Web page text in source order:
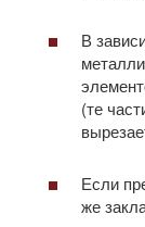
В
(те
Если
же